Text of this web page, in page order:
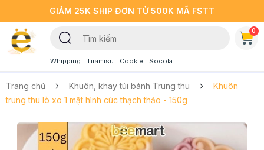
GIẢM 25K SHIP ĐƠN TỪ 500K MÃ FSTT
Whipping Tiramisu Cookie Socola
0
Trang chủ Khuôn, khay túi bánh Trung thu
Khuôn
trung thu lò xo 1 mặt hình cúc thạch thảo - 150g